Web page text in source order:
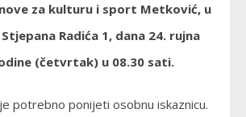
za kulturu i sport Metković, u
Radića 1, dana 24. rujna
(četvrtak) u 08.30 sati.
potrebno ponijeti osobnu iskaznicu.